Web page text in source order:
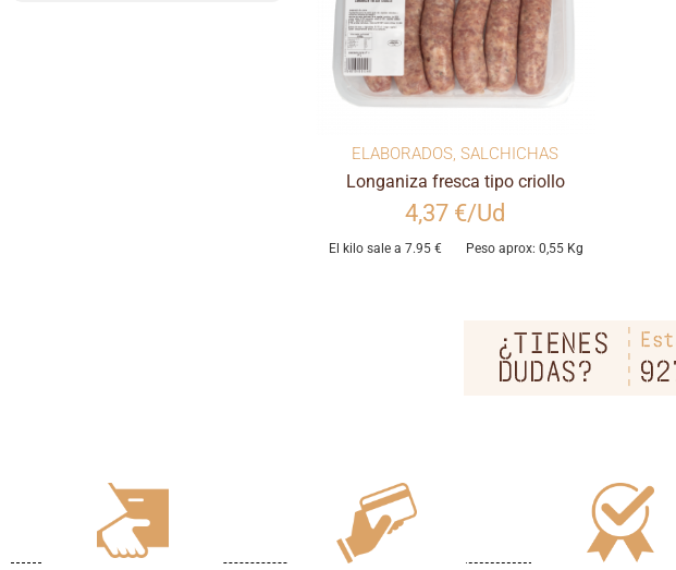
ELABORADOS,SALCHICHAS
Longaniza fresca tipo criollo
4,37 €/Ud
El kilo sale a 7.95 € Peso aprox: 0,55 Kg